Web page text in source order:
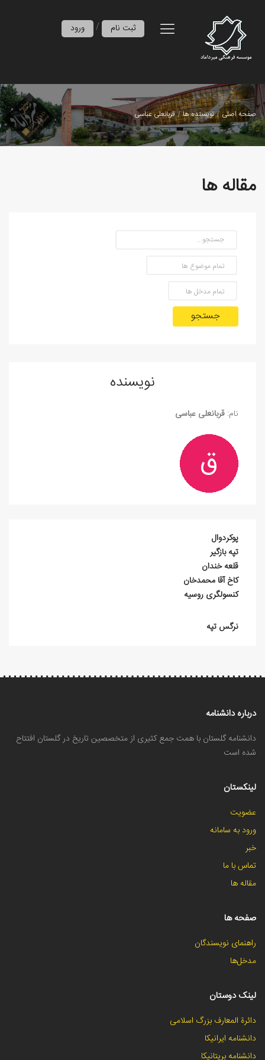
ورود / ثبت نام
صفحه اصلی نویسنده ها قربانعلی عباسی
مقاله ها
جستجو
نویسنده
نام: قربانعلی عباسی
پوکردوال
تپه بازگیر
قلعه خندان
كاخ آقا محمدخان
کنسولگری روسیه
نرگس‌ تپه
درباره دانشنامه
دانشنامه گلستان با همت جمع کثیری از متخصصین تاریخ در گلستان افتتاح
شده است
لینکستان
عضویت
ورود به سامانه
خبر
تماس با ما
مقاله ها
صفحه ها
راهنمای نویسندگان
مدخل‌ها
لینک دوستان
دائرة المعارف بزرگ اسلامی
دانشنامه ایرانیکا
دانشنامه بریتانیکا